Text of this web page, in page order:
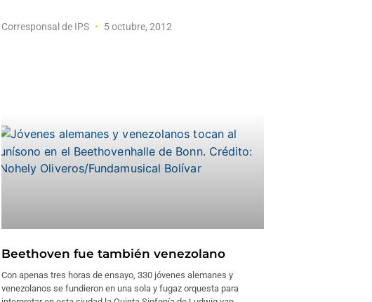
Corresponsal de IPS 5 octubre, 2012
Beethoven fue también venezolano
Con apenas tres horas de ensayo, 330 jóvenes alemanes y
venezolanos se fundieron en una sola y fugaz orquesta para